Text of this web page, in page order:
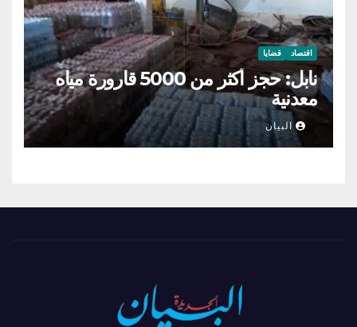
اقتصاد قضايا
نابل: حجز أكثر من 5000 قارورة مياه
معدنية
البيان